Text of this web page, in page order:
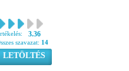
3.36
szavazat: 14
LETÖLTÉS